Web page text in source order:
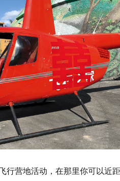
营地活动，在那里你可以